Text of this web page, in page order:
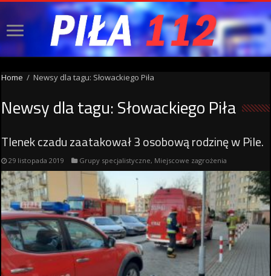
Home / Newsy dla tagu: Słowackiego Piła
Newsy dla tagu:Słowackiego Piła
Tlenek czadu zaatakował 3 osobową rodzinę w Pile.
29 listopada 2019 Grupy specjalistyczne, Miejscowe zagrożenia